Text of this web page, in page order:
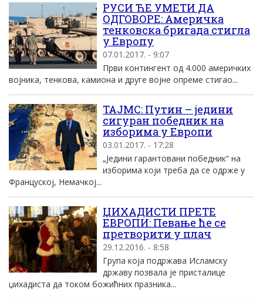
РУСИ ЋЕ УМЕТИ ДА
ОДГОВОРЕ: Америчка
тенковска бригада стигла
у Европу
07.01.2017. - 9:07
Први контингент од 4.000 америчких
војника, тенкова, камиона и друге војне опреме стигао...
ТАЈМС: Путин – једини
сигуран победник на
изборима у Европи
03.01.2017. - 17:28
„Једини гарантовани победник“ на
изборима који треба да се одрже у
Француској, Немачкој...
ЏИХАДИСТИ ПРЕТЕ
ЕВРОПИ: Певање ће се
претворити у плач
29.12.2016. - 8:58
Група која подржава Исламску
државу позвала је присталице
џихадиста да током божићних празника...